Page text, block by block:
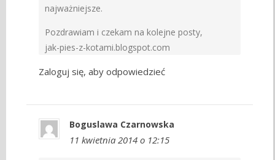
najważniejsze.
Pozdrawiam i czekam na kolejne posty,
jak-pies-z-kotami.blogspot.com
Zaloguj się, aby odpowiedzieć
Boguslawa Czarnowska
11 kwietnia 2014 o 12:15